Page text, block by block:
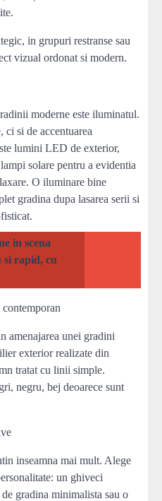
in grupuri restranse sau
vizual ordonat si modern.
moderne este iluminatul.
ci si de accentuarea
lumini LED de exterior,
solare pentru a evidentia
O iluminare bine
gradina dupa lasarea serii si
in scena
si rapid, cu
amenajarea unei gradini
exterior realizate din
tratat cu linii simple.
negru, bej deoarece sunt
inseamna mai mult. Alege
un ghiveci
gradina minimalista sau o